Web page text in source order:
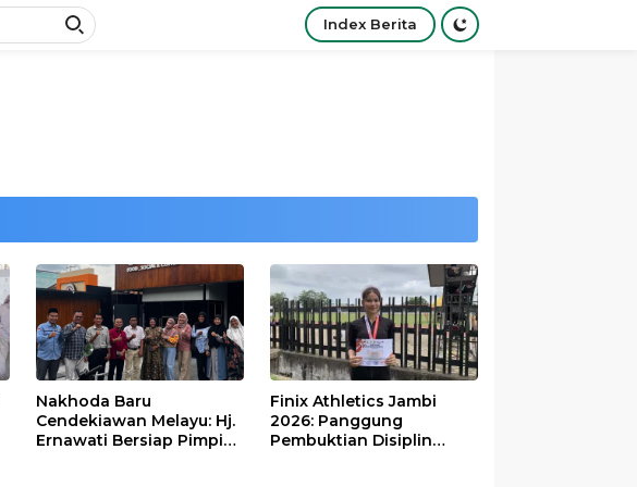
Index Berita
Nakhoda Baru
Cendekiawan Melayu: Hj.
Ernawati Bersiap Pimpin
Finix Athletics Jambi
2026: Panggung
Pembuktian Disiplin